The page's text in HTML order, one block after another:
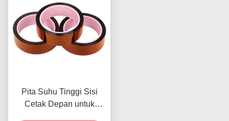
Pita Suhu Tinggi Sisi
Cetak Depan untuk